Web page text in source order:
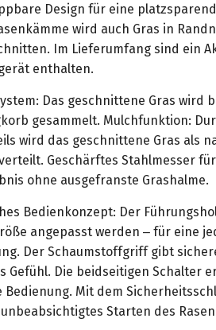
Design für eine
wird auch Gras in
Im Lieferumfang sind ein
enthalten.
Das geschnittene Gras wird
gesammelt. Mulchfunktion:
wird das geschnittene Gras als
Geschärftes Stahlmesser
ohne ausgefranste Grashalme.
Bedienkonzept: Der
angepasst werden – für eine
Der Schaumstoffgriff gibt
Gefühl. Die beidseitigen Schalter
Mit dem
Starten des